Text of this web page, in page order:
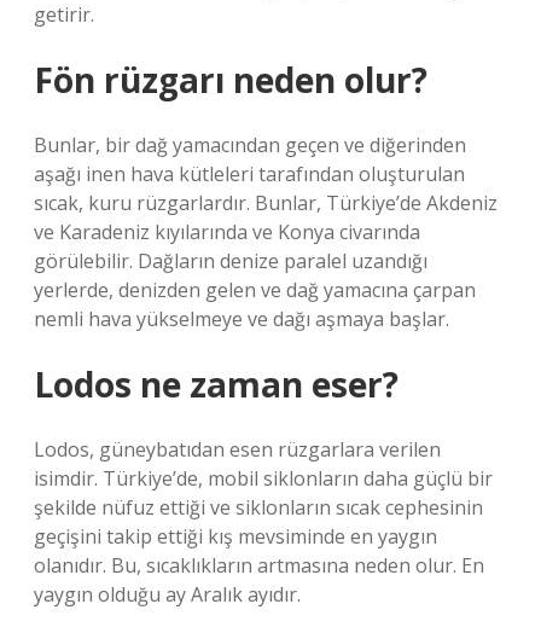
getirir.
Fön rüzgarı neden olur?
Bunlar, bir dağ yamacından geçen ve diğerinden
aşağı inen hava kütleleri tarafından oluşturulan
sıcak, kuru rüzgarlardır. Bunlar, Türkiye’de Akdeniz
ve Karadeniz kıyılarında ve Konya civarında
görülebilir. Dağların denize paralel uzandığı
yerlerde, denizden gelen ve dağ yamacına çarpan
nemli hava yükselmeye ve dağı aşmaya başlar.
Lodos ne zaman eser?
Lodos, güneybatıdan esen rüzgarlara verilen
isimdir. Türkiye’de, mobil siklonların daha güçlü bir
şekilde nüfuz ettiği ve siklonların sıcak cephesinin
geçişini takip ettiği kış mevsiminde en yaygın
olanıdır. Bu, sıcaklıkların artmasına neden olur. En
yaygın olduğu ay Aralık ayıdır.